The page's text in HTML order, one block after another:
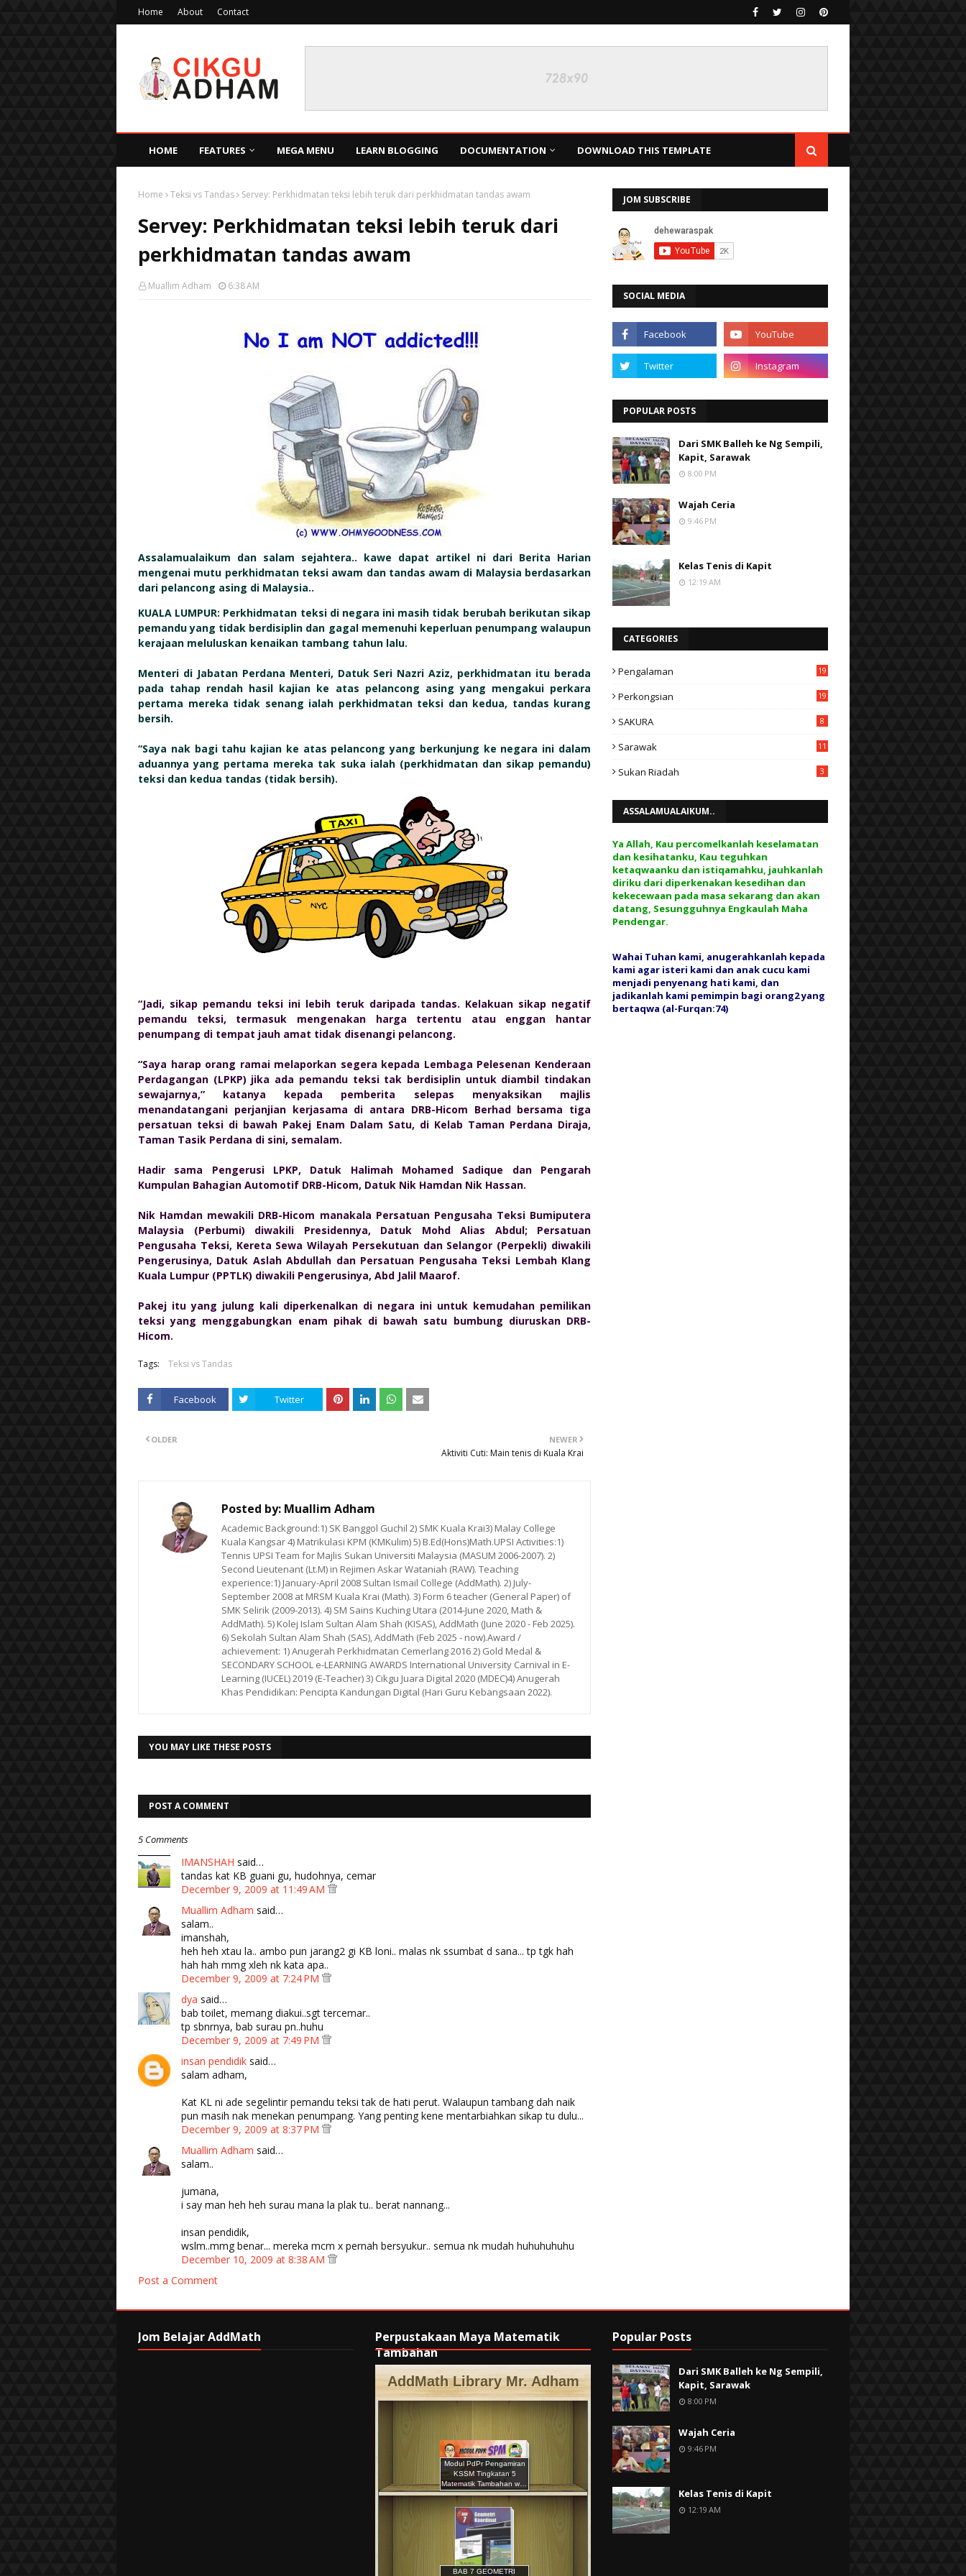
Home About Contact
HOME FEATURES MEGA MENU LEARN BLOGGING DOCUMENTATION DOWNLOAD THIS TEMPLATE
Home Teksi vs Tandas Servey: Perkhidmatan teksi lebih teruk dari perkhidmatan tandas awam
Servey: Perkhidmatan teksi lebih teruk dari
perkhidmatan tandas awam
Muallim Adham 6:38 AM
Assalamualaikum dan salam sejahtera.. kawe dapat artikel ni dari Berita Harian
mengenai mutu perkhidmatan teksi awam dan tandas awam di Malaysia berdasarkan
dari pelancong asing di Malaysia..
KUALA LUMPUR: Perkhidmatan teksi di negara ini masih tidak berubah berikutan sikap
pemandu yang tidak berdisiplin dan gagal memenuhi keperluan penumpang walaupun
kerajaan meluluskan kenaikan tambang tahun lalu.
Menteri di Jabatan Perdana Menteri, Datuk Seri Nazri Aziz, perkhidmatan itu berada
pada tahap rendah hasil kajian ke atas pelancong asing yang mengakui perkara
pertama mereka tidak senang ialah perkhidmatan teksi dan kedua, tandas kurang
bersih.
“Saya nak bagi tahu kajian ke atas pelancong yang berkunjung ke negara ini dalam
aduannya yang pertama mereka tak suka ialah (perkhidmatan dan sikap pemandu)
teksi dan kedua tandas (tidak bersih).
“Jadi, sikap pemandu teksi ini lebih teruk daripada tandas. Kelakuan sikap negatif
pemandu teksi, termasuk mengenakan harga tertentu atau enggan hantar
penumpang di tempat jauh amat tidak disenangi pelancong.
“Saya harap orang ramai melaporkan segera kepada Lembaga Pelesenan Kenderaan
Perdagangan (LPKP) jika ada pemandu teksi tak berdisiplin untuk diambil tindakan
sewajarnya,” katanya kepada pemberita selepas menyaksikan majlis
menandatangani perjanjian kerjasama di antara DRB-Hicom Berhad bersama tiga
persatuan teksi di bawah Pakej Enam Dalam Satu, di Kelab Taman Perdana Diraja,
Taman Tasik Perdana di sini, semalam.
Hadir sama Pengerusi LPKP, Datuk Halimah Mohamed Sadique dan Pengarah
Kumpulan Bahagian Automotif DRB-Hicom, Datuk Nik Hamdan Nik Hassan.
Nik Hamdan mewakili DRB-Hicom manakala Persatuan Pengusaha Teksi Bumiputera
Malaysia (Perbumi) diwakili Presidennya, Datuk Mohd Alias Abdul; Persatuan
Pengusaha Teksi, Kereta Sewa Wilayah Persekutuan dan Selangor (Perpekli) diwakili
Pengerusinya, Datuk Aslah Abdullah dan Persatuan Pengusaha Teksi Lembah Klang
Kuala Lumpur (PPTLK) diwakili Pengerusinya, Abd Jalil Maarof.
Pakej itu yang julung kali diperkenalkan di negara ini untuk kemudahan pemilikan
teksi yang menggabungkan enam pihak di bawah satu bumbung diuruskan DRB-
Hicom.
Tags: Teksi vs Tandas
Facebook Twitter
NEWER
Aktiviti Cuti: Main tenis di Kuala Krai
OLDER
Posted by: Muallim Adham
Academic Background:1) SK Banggol Guchil 2) SMK Kuala Krai3) Malay College
Kuala Kangsar 4) Matrikulasi KPM (KMKulim) 5) B.Ed(Hons)Math.UPSI Activities:1)
Tennis UPSI Team for Majlis Sukan Universiti Malaysia (MASUM 2006-2007). 2)
Second Lieutenant (Lt.M) in Rejimen Askar Wataniah (RAW). Teaching
experience:1) January-April 2008 Sultan Ismail College (AddMath). 2) July-
September 2008 at MRSM Kuala Krai (Math). 3) Form 6 teacher (General Paper) of
SMK Selirik (2009-2013). 4) SM Sains Kuching Utara (2014-June 2020, Math &
AddMath). 5) Kolej Islam Sultan Alam Shah (KISAS), AddMath (June 2020 - Feb 2025).
6) Sekolah Sultan Alam Shah (SAS), AddMath (Feb 2025 - now).Award /
achievement: 1) Anugerah Perkhidmatan Cemerlang 2016 2) Gold Medal &
SECONDARY SCHOOL e-LEARNING AWARDS International University Carnival in E-
Learning (IUCEL) 2019 (E-Teacher) 3) Cikgu Juara Digital 2020 (MDEC)4) Anugerah
Khas Pendidikan: Pencipta Kandungan Digital (Hari Guru Kebangsaan 2022).
YOU MAY LIKE THESE POSTS
POST A COMMENT
5 Comments
IMANSHAH said…
tandas kat KB guani gu, hudohnya, cemar
December 9, 2009 at 11:49 AM
Muallim Adham said…
salam..
imanshah,
heh heh xtau la.. ambo pun jarang2 gi KB loni.. malas nk ssumbat d sana... tp tgk hah
hah hah mmg xleh nk kata apa..
December 9, 2009 at 7:24 PM
dya said…
bab toilet, memang diakui..sgt tercemar..
tp sbnrnya, bab surau pn..huhu
December 9, 2009 at 7:49 PM
insan pendidik said…
salam adham,
Kat KL ni ade segelintir pemandu teksi tak de hati perut. Walaupun tambang dah naik
pun masih nak menekan penumpang. Yang penting kene mentarbiahkan sikap tu dulu...
December 9, 2009 at 8:37 PM
Muallim Adham said…
salam..
jumana,
i say man heh heh surau mana la plak tu.. berat nannang...
insan pendidik,
wslm..mmg benar... mereka mcm x pernah bersyukur.. semua nk mudah huhuhuhuhu
December 10, 2009 at 8:38 AM
Post a Comment
JOM SUBSCRIBE
SOCIAL MEDIA
POPULAR POSTS
Dari SMK Balleh ke Ng Sempili,
Kapit, Sarawak
8:00 PM
Wajah Ceria
9:46 PM
Kelas Tenis di Kapit
12:19 AM
CATEGORIES
Pengalaman 19
Perkongsian 19
SAKURA 8
Sarawak 11
Sukan Riadah 3
ASSALAMUALAIKUM..
Ya Allah, Kau percomelkanlah keselamatan
dan kesihatanku, Kau teguhkan
ketaqwaanku dan istiqamahku, jauhkanlah
diriku dari diperkenakan kesedihan dan
kekecewaan pada masa sekarang dan akan
datang, Sesungguhnya Engkaulah Maha
Pendengar.
Wahai Tuhan kami, anugerahkanlah kepada
kami agar isteri kami dan anak cucu kami
menjadi penyenang hati kami, dan
jadikanlah kami pemimpin bagi orang2 yang
bertaqwa (al-Furqan:74)
Jom Belajar AddMath
Perpustakaan Maya Matematik
Tambahan
Popular Posts
Dari SMK Balleh ke Ng Sempili,
Kapit, Sarawak
8:00 PM
Wajah Ceria
9:46 PM
Kelas Tenis di Kapit
12:19 AM